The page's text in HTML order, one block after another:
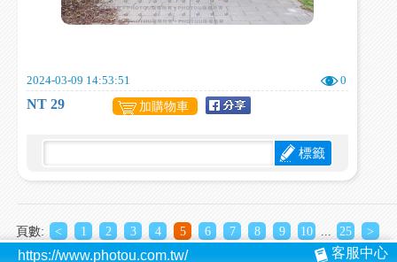
2024-03-09 14:53:51 0
NT 29 加購物車
標籤
頁數: < 1 2 3 4 5 6 7 8 9 10 25 >
https://www.photou.com.tw/ 客服中心